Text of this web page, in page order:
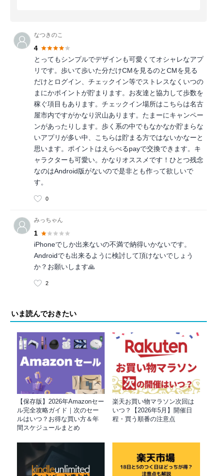
なつきのこ
4
とってもシンプルでデザインも可愛くてオシャレなアプ
リです。歩いて歩いた分だけCMを見るのとCMを見る
だけとログイン、チェックイン等でストレスなくいつの
まにかポイントが貯まります。お友達と協力して歩数を
稼ぐ項目もあります。チェックイン場所はこちらは名古
屋市内ですがかなり沢山あります。たまーにキャンペー
ンがあったりします。歩く系の中でもなかなか貯まらな
いアプリが多い中、こちらは貯まる方ではないかなーと
思います。ポイントはえらべるpayで交換できます。キ
ャラクターも可愛い。かなりオススメです！ひとつ残念
なのはAndroid版がないので是非とも作って欲しいで
す。
0
みっちゃん
1
iPhoneでしか出来ないの不満で納得いかないです。
Androidでも出来るように検討して頂けないでしょう
か？お願いします🙏
2
いま読んでおきたい
【保存版】2026年Amazonセー
ル完全攻略ガイド｜次のセー
ルはいつ？お得な買い方＆年
間スケジュールまとめ
楽天お買い物マラソン次回は
いつ？【2026年5月】開催日
程・買う順番の注意点